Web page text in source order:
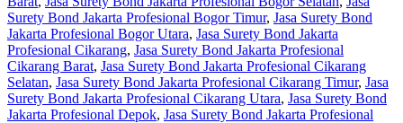
Surety Bond Jakarta Profesional Bogor Timur, Jasa Surety Bond
Jakarta Profesional Bogor Utara, Jasa Surety Bond Jakarta
Profesional Cikarang, Jasa Surety Bond Jakarta Profesional
Cikarang Barat, Jasa Surety Bond Jakarta Profesional Cikarang
Selatan, Jasa Surety Bond Jakarta Profesional Cikarang Timur, Jasa
Surety Bond Jakarta Profesional Cikarang Utara, Jasa Surety Bond
Jakarta Profesional Depok, Jasa Surety Bond Jakarta Profesional